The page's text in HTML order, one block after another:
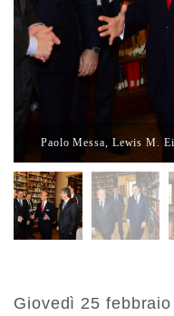
Paolo Messa, Lewis M.
Giovedì 25